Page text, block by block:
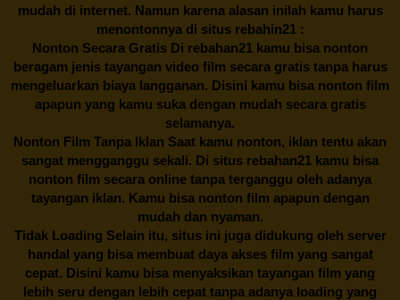
mudah di internet. Namun karena alasan inilah kamu harus
menontonnya di situs rebahin21 :
Nonton Secara Gratis Di rebahan21 kamu bisa nonton
beragam jenis tayangan video film secara gratis tanpa harus
mengeluarkan biaya langganan. Disini kamu bisa nonton film
apapun yang kamu suka dengan mudah secara gratis
selamanya.
Nonton Film Tanpa Iklan Saat kamu nonton, iklan tentu akan
sangat mengganggu sekali. Di situs rebahan21 kamu bisa
nonton film secara online tanpa terganggu oleh adanya
tayangan iklan. Kamu bisa nonton film apapun dengan
mudah dan nyaman.
Tidak Loading Selain itu, situs ini juga didukung oleh server
handal yang bisa membuat daya akses film yang sangat
cepat. Disini kamu bisa menyaksikan tayangan film yang
lebih seru dengan lebih cepat tanpa adanya loading yang